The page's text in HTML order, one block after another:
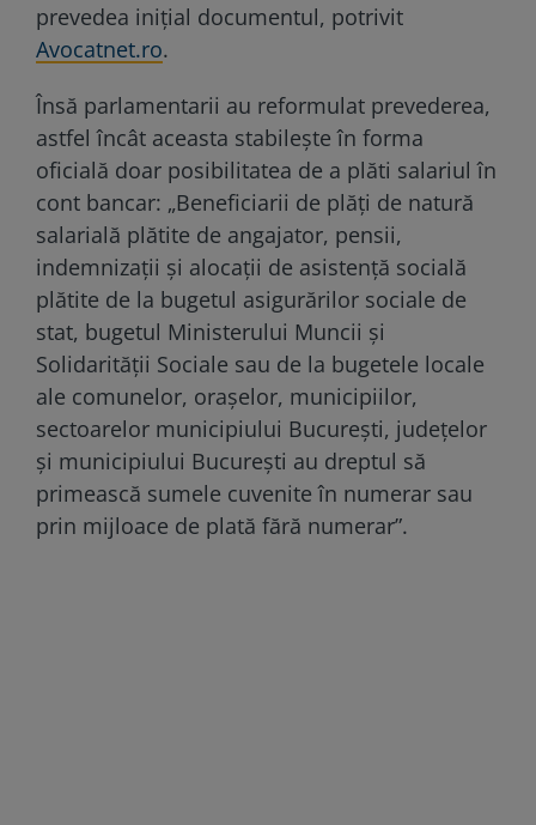
prevedea inițial documentul, potrivit
Avocatnet.ro.
Însă parlamentarii au reformulat prevederea,
astfel încât aceasta stabilește în forma
oficială doar posibilitatea de a plăti salariul în
cont bancar: „Beneficiarii de plăți de natură
salarială plătite de angajator, pensii,
indemnizații și alocații de asistență socială
plătite de la bugetul asigurărilor sociale de
stat, bugetul Ministerului Muncii și
Solidarității Sociale sau de la bugetele locale
ale comunelor, orașelor, municipiilor,
sectoarelor municipiului București, județelor
și municipiului București au dreptul să
primească sumele cuvenite în numerar sau
prin mijloace de plată fără numerar”.